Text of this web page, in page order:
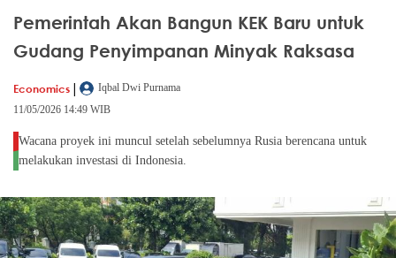
Pemerintah Akan Bangun KEK Baru untuk
Gudang Penyimpanan Minyak Raksasa
Economics |
Iqbal Dwi Purnama
11/05/2026 14:49 WIB
Wacana proyek ini muncul setelah sebelumnya Rusia berencana untuk
melakukan investasi di Indonesia.